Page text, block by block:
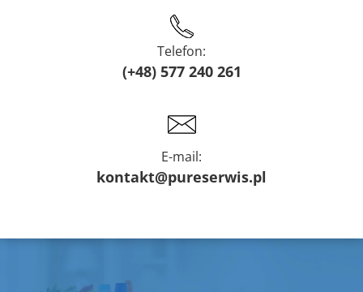
Telefon:
(+48) 577 240 261
E-mail:
kontakt@pureserwis.pl